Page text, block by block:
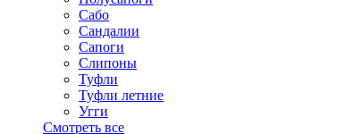
Сабо
Сандалии
Сапоги
Слипоны
Туфли
Туфли летние
Угги
Смотреть все